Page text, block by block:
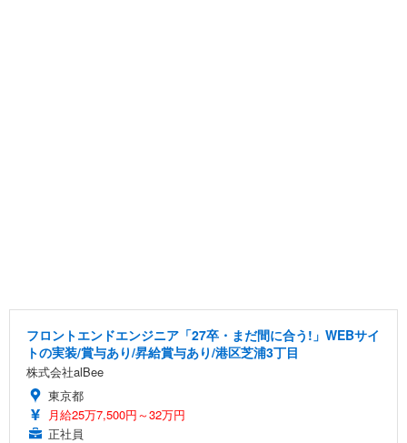
フロントエンドエンジニア「27卒・まだ間に合う!」WEBサイ
トの実装/賞与あり/昇給賞与あり/港区芝浦3丁目
株式会社alBee
東京都
月給25万7,500円～32万円
正社員